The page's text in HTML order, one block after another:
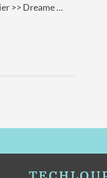
>> Dreame …